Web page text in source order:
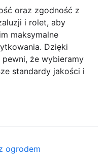
oraz zgodność z
i rolet, aby
maksymalne
Dzięki
że wybieramy
standardy jakości i
ogrodem